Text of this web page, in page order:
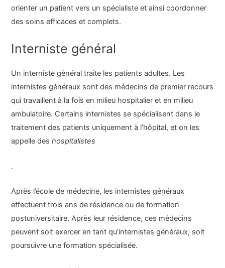
orienter un patient vers un spécialiste et ainsi coordonner
des soins efficaces et complets.
Interniste général
Un interniste général traite les patients adultes. Les
internistes généraux sont des médecins de premier recours
qui travaillent à la fois en milieu hospitalier et en milieu
ambulatoire. Certains internistes se spécialisent dans le
traitement des patients uniquement à l’hôpital, et on les
appelle deshospitalistes
.
Après l’école de médecine, les internistes généraux
effectuent trois ans de résidence ou de formation
postuniversitaire. Après leur résidence, ces médecins
peuvent soit exercer en tant qu’internistes généraux, soit
poursuivre une formation spécialisée.